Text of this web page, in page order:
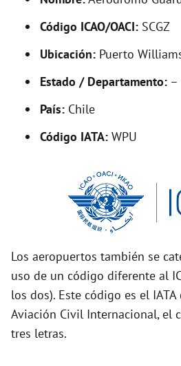
i
Código ICAO/OACI: SCGZ
Ubicación: Puerto
Estado / Departamento: –
País: Chile
Código IATA: WPU
Los aeropuertos también se
uso de un código diferente al
los dos). Este código es el
Aviación Civil Internacional, el
tres letras.